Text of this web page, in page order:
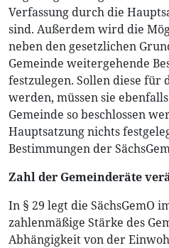
Verfassung durch die
sind. Außerdem wird die
neben den gesetzlichen
Gemeinde weitergehende
festzulegen. Sollen diese für
werden, müssen sie
Gemeinde so beschlossen
Hauptsatzung nichts
Bestimmungen der
Zahl der Gemeinderäte
In § 29 legt die SächsGemO
zahlenmäßige Stärke des
Abhängigkeit von der